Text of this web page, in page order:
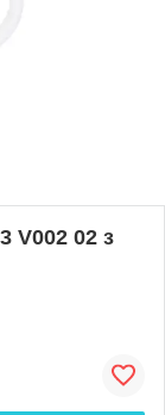
V002 02 з